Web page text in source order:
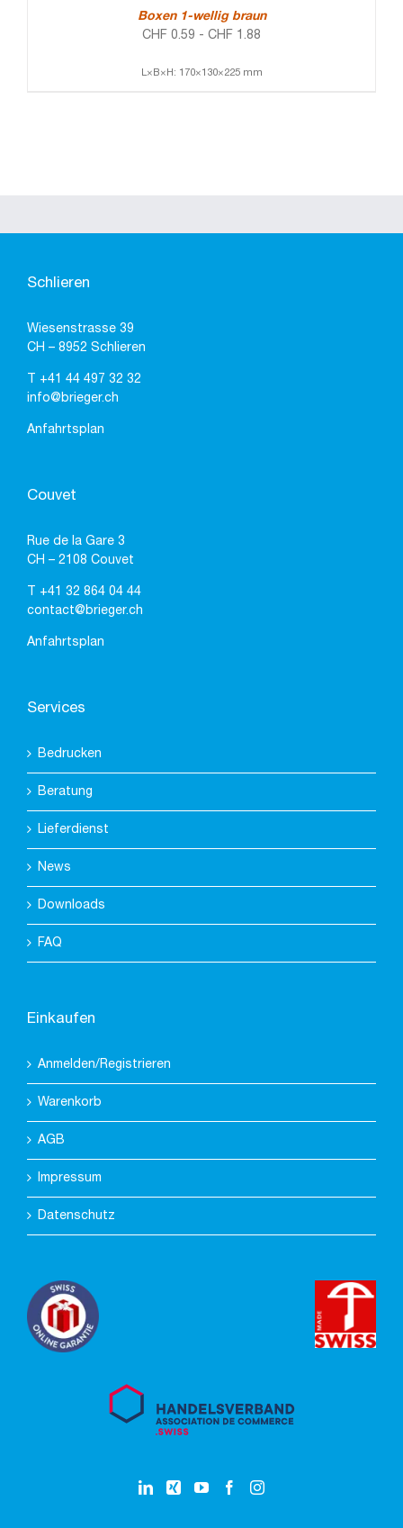
Boxen 1-wellig braun
CHF 0.59 - CHF 1.88
L×B×H: 170×130×225 mm
Schlieren
Wiesenstrasse 39
CH – 8952 Schlieren
+41 44 497 32 32
info@brieger.ch
Anfahrtsplan
Couvet
Rue de la Gare 3
CH – 2108 Couvet
+41 32 864 04 44
contact@brieger.ch
Anfahrtsplan
Services
Bedrucken
Beratung
Lieferdienst
News
Downloads
FAQ
Einkaufen
Anmelden/Registrieren
Warenkorb
AGB
Impressum
Datenschutz